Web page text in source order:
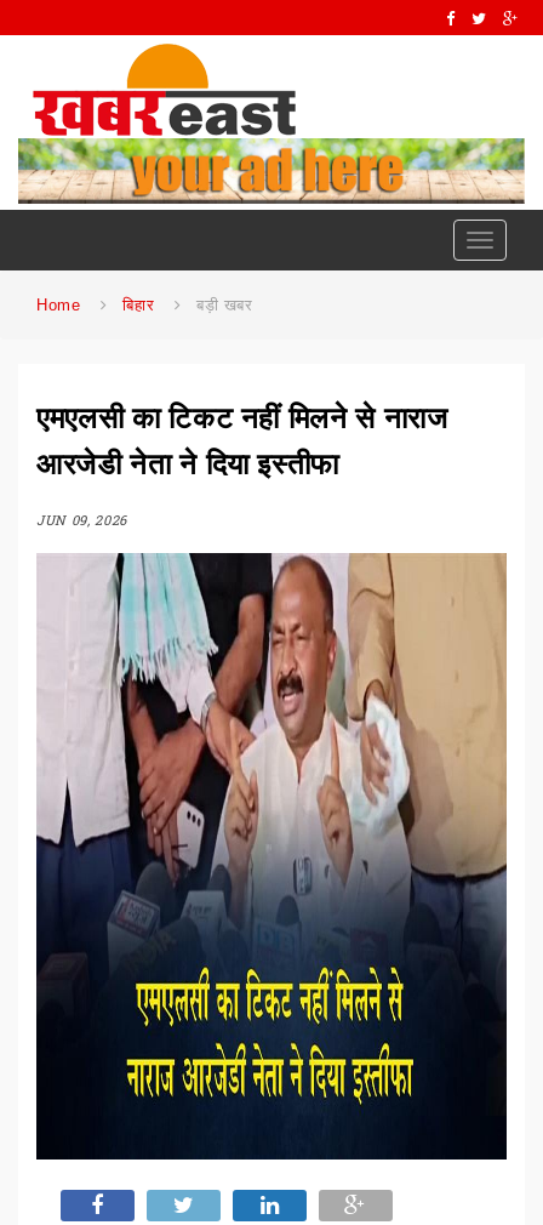
Toggle
Home बिहार बड़ी खबर
एमएलसी का टिकट नहीं मिलने से नाराज
आरजेडी नेता ने दिया इस्तीफा
JUN 09, 2026